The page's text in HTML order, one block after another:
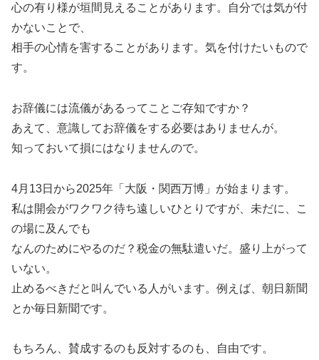
心の有り様が垣間見えることがあります。自分では気が付
かないことで、
相手の心情を害することがあります。気を付けたいもので
す。
お辞儀には流儀があるってことご存知ですか？
あえて、意識してお辞儀をする必要はありませんが。
知っておいて損にはなりませんので。
4月13日から2025年「大阪・関西万博」が始まります。
私は開会がワクワク待ち遠しいひとりですが、未だに、こ
の場に及んでも
なんのためにやるのだ？税金の無駄遣いだ。盛り上がって
いない。
止めるべきだと叫んでいる人がいます。例えば、朝日新聞
とか毎日新聞です。
もちろん、賛成するのも反対するのも、自由です。